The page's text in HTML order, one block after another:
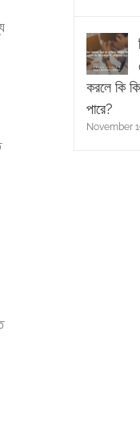
করলে কি
পারে?
November